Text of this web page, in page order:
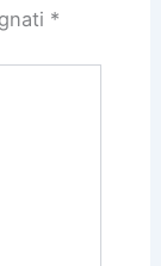
*